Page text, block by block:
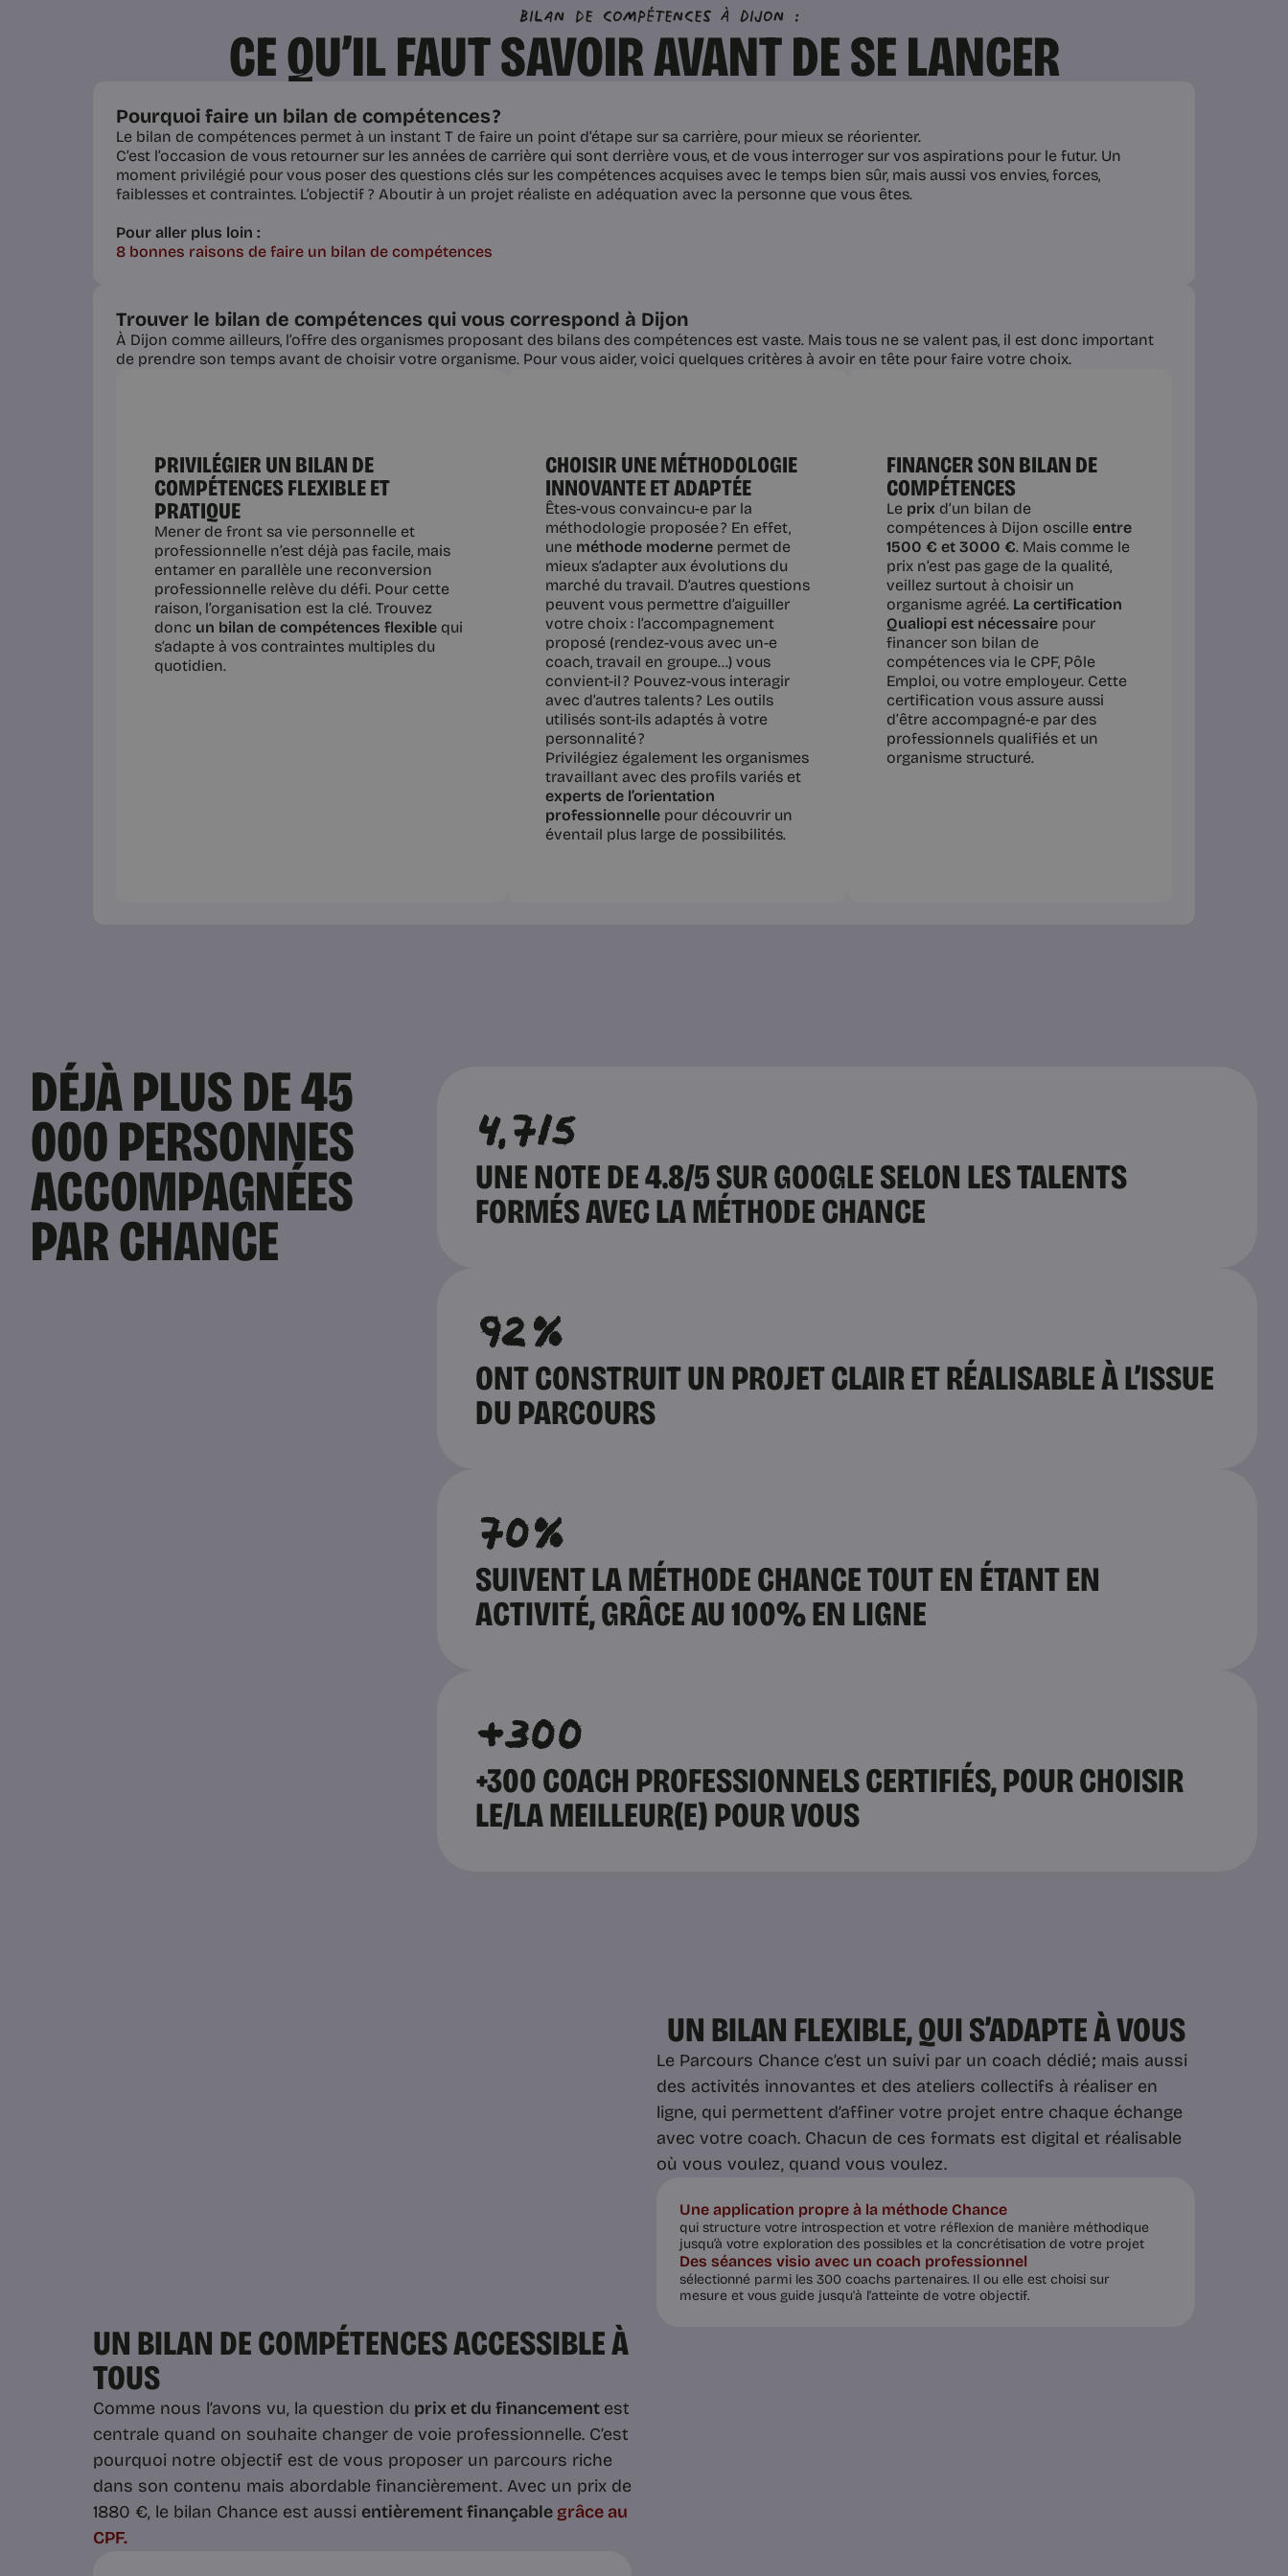
Bilan de compétences à Dijon :
CE QU’IL FAUT SAVOIR AVANT DE SE LANCER
Pourquoi faire un bilan de compétences ?
Le bilan de compétences permet à un instant T de faire un point d’étape sur sa carrière, pour mieux se réorienter.
C’est l’occasion de vous retourner sur les années de carrière qui sont derrière vous, et de vous interroger sur vos aspirations pour le futur. Un
moment privilégié pour vous poser des questions clés sur les compétences acquises avec le temps bien sûr, mais aussi vos envies, forces,
faiblesses et contraintes. L’objectif ? Aboutir à un projet réaliste en adéquation avec la personne que vous êtes.
Pour aller plus loin :
8 bonnes raisons de faire un bilan de compétences
Trouver le bilan de compétences qui vous correspond à Dijon
À Dijon comme ailleurs, l’offre des organismes proposant des bilans des compétences est vaste. Mais tous ne se valent pas, il est donc important
de prendre son temps avant de choisir votre organisme. Pour vous aider, voici quelques critères à avoir en tête pour faire votre choix.
PRIVILÉGIER UN BILAN DE
COMPÉTENCES FLEXIBLE ET
PRATIQUE
Mener de front sa vie personnelle et
professionnelle n’est déjà pas facile, mais
entamer en parallèle une reconversion
professionnelle relève du défi. Pour cette
raison, l’organisation est la clé. Trouvez
donc un bilan de compétences flexible qui
s’adapte à vos contraintes multiples du
quotidien.
CHOISIR UNE MÉTHODOLOGIE
INNOVANTE ET ADAPTÉE
Êtes-vous convaincu-e par la
méthodologie proposée ? En effet,
une méthode moderne permet de
mieux s’adapter aux évolutions du
marché du travail. D’autres questions
peuvent vous permettre d’aiguiller
votre choix : l’accompagnement
proposé (rendez-vous avec un-e
coach, travail en groupe…) vous
convient-il ? Pouvez-vous interagir
avec d’autres talents ? Les outils
utilisés sont-ils adaptés à votre
personnalité ?
Privilégiez également les organismes
travaillant avec des profils variés et
experts de l’orientation
professionnelle pour découvrir un
éventail plus large de possibilités.
FINANCER SON BILAN DE
COMPÉTENCES
Le prix d’un bilan de
compétences à Dijon oscille entre
1500 € et 3000 €. Mais comme le
prix n’est pas gage de la qualité,
veillez surtout à choisir un
organisme agréé. La certification
Qualiopi est nécessaire pour
financer son bilan de
compétences via le CPF, Pôle
Emploi, ou votre employeur. Cette
certification vous assure aussi
d’être accompagné-e par des
professionnels qualifiés et un
organisme structuré.
DÉJÀ PLUS DE 45
000 PERSONNES
ACCOMPAGNÉES
PAR CHANCE
4,7/5
UNE NOTE DE 4.8/5 SUR GOOGLE SELON LES TALENTS
FORMÉS AVEC LA MÉTHODE CHANCE
92%
ONT CONSTRUIT UN PROJET CLAIR ET RÉALISABLE À L’ISSUE
DU PARCOURS
70%
SUIVENT LA MÉTHODE CHANCE TOUT EN ÉTANT EN
ACTIVITÉ, GRÂCE AU 100% EN LIGNE
+300
+300 COACH PROFESSIONNELS CERTIFIÉS, POUR CHOISIR
LE/LA MEILLEUR(E) POUR VOUS
UN BILAN FLEXIBLE, QUI S’ADAPTE À VOUS
Le Parcours Chance c’est un suivi par un coach dédié; mais aussi
des activités innovantes et des ateliers collectifs à réaliser en
ligne, qui permettent d’affiner votre projet entre chaque échange
avec votre coach. Chacun de ces formats est digital et réalisable
où vous voulez, quand vous voulez.
Une application propre à la méthode Chance
qui structure votre introspection et votre réflexion de manière méthodique
jusqu’à votre exploration des possibles et la concrétisation de votre projet
Des séances visio avec un coach professionnel
sélectionné parmi les 300 coachs partenaires. Il ou elle est choisi sur
mesure et vous guide jusqu'à l'atteinte de votre objectif.
UN BILAN DE COMPÉTENCES ACCESSIBLE À
TOUS
Comme nous l’avons vu, la question du prix et du financement est
centrale quand on souhaite changer de voie professionnelle. C’est
pourquoi notre objectif est de vous proposer un parcours riche
dans son contenu mais abordable financièrement. Avec un prix de
1880 €, le bilan Chance est aussi entièrement finançable grâce au
CPF.